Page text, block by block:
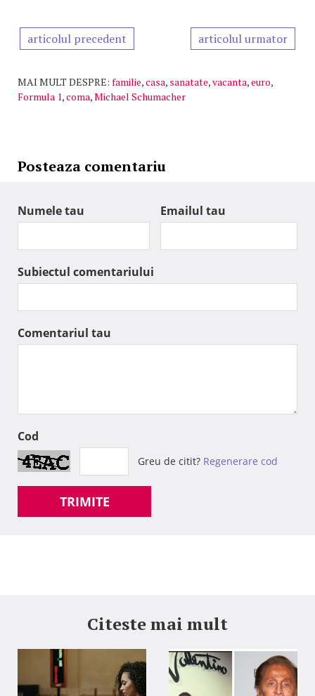
articolul precedent articolul urmator
MAI MULT DESPRE: familie,casa, sanatate,vacanta,euro,
Formula 1,coma,Michael Schumacher
Posteaza comentariu
Numele tau Emailul tau
Subiectul comentariului
Comentariul tau
Cod
Greu de citit? Regenerare cod
TRIMITE
Citeste mai mult